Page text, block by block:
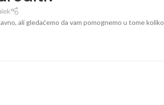
ali gledaćemo da vam pomognemo u tome koliko